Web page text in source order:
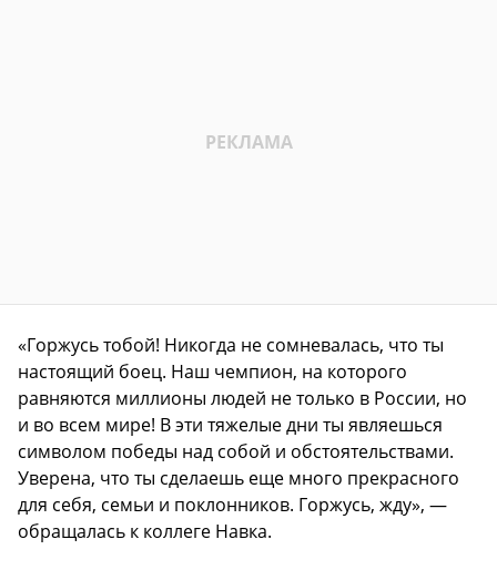
«Горжусь тобой! Никогда не сомневалась, что ты
настоящий боец. Наш чемпион, на которого
равняются миллионы людей не только в России, но
и во всем мире! В эти тяжелые дни ты являешься
символом победы над собой и обстоятельствами.
Уверена, что ты сделаешь еще много прекрасного
для себя, семьи и поклонников. Горжусь, жду», —
обращалась к коллеге Навка.